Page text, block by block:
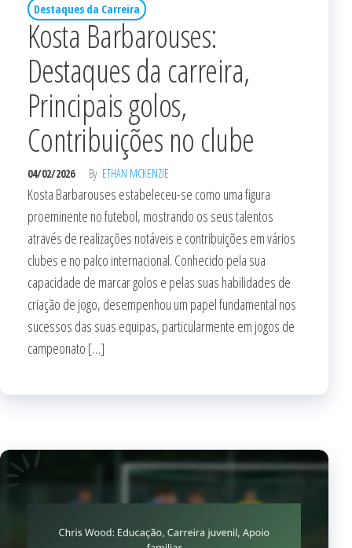
Destaques da Carreira
Kosta Barbarouses:
Destaques da carreira,
Principais golos,
Contribuições no clube
04/02/2026 By ETHAN MCKENZIE
Kosta Barbarouses estabeleceu-se como uma figura
proeminente no futebol, mostrando os seus talentos
através de realizações notáveis e contribuições em vários
clubes e no palco internacional. Conhecido pela sua
capacidade de marcar golos e pelas suas habilidades de
criação de jogo, desempenhou um papel fundamental nos
sucessos das suas equipas, particularmente em jogos de
campeonato […]